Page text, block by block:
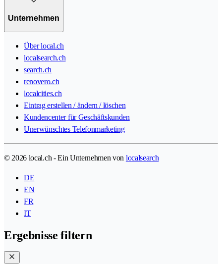
Unternehmen
Über local.ch
localsearch.ch
search.ch
renovero.ch
localcities.ch
Eintrag erstellen / ändern / löschen
Kundencenter für Geschäftskunden
Unerwünschtes Telefonmarketing
© 2026 local.ch - Ein Unternehmen von localsearch
DE
EN
FR
IT
Ergebnisse filtern